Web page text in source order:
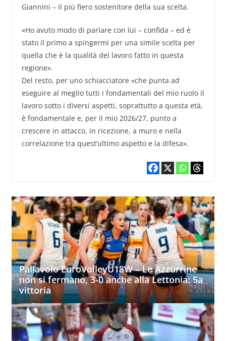
Giannini – il più fiero sostenitore della sua scelta.
«Ho avuto modo di parlare con lui – confida – ed è
stato il primo a spingermi per una simile scelta per
quella che è la qualità del lavoro fatto in questa
regione».
Del resto, per uno schiacciatore «che punta ad
eseguire al meglio tutti i fondamentali del mio ruolo il
lavoro sotto i diversi aspetti, soprattutto a questa età,
è fondamentale e, per il mio 2026/27, punto a
crescere in attacco, in ricezione, a muro e nella
correlazione tra quest’ultimo aspetto e la difesa».
Pallavolo EuroVolleyU18W – Le Azzurrine
non si fermano, 3-0 anche alla Lettonia: 5a
vittoria